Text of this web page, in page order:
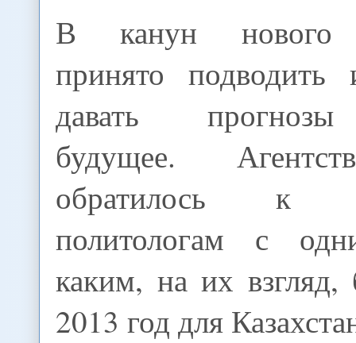
В канун нового
принято подводить
давать
будущее.
обратилось к
политологам с
каким, на их
2013 год для